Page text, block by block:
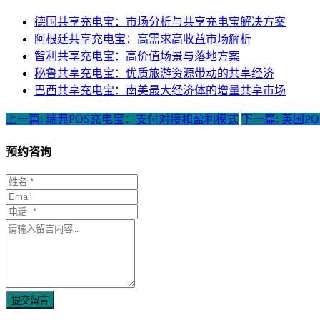
德国共享充电宝：市场分析与共享充电宝解决方案
阿根廷共享充电宝：高需求高收益市场解析
智利共享充电宝：高价值场景与落地方案
秘鲁共享充电宝：优质旅游资源带动的共享经济
巴西共享充电宝：南美最大经济体的增量共享市场
上一篇: 瑞典POS充电宝：支付对接和盈利模式 下一篇: 英国
预约咨询
提交留言